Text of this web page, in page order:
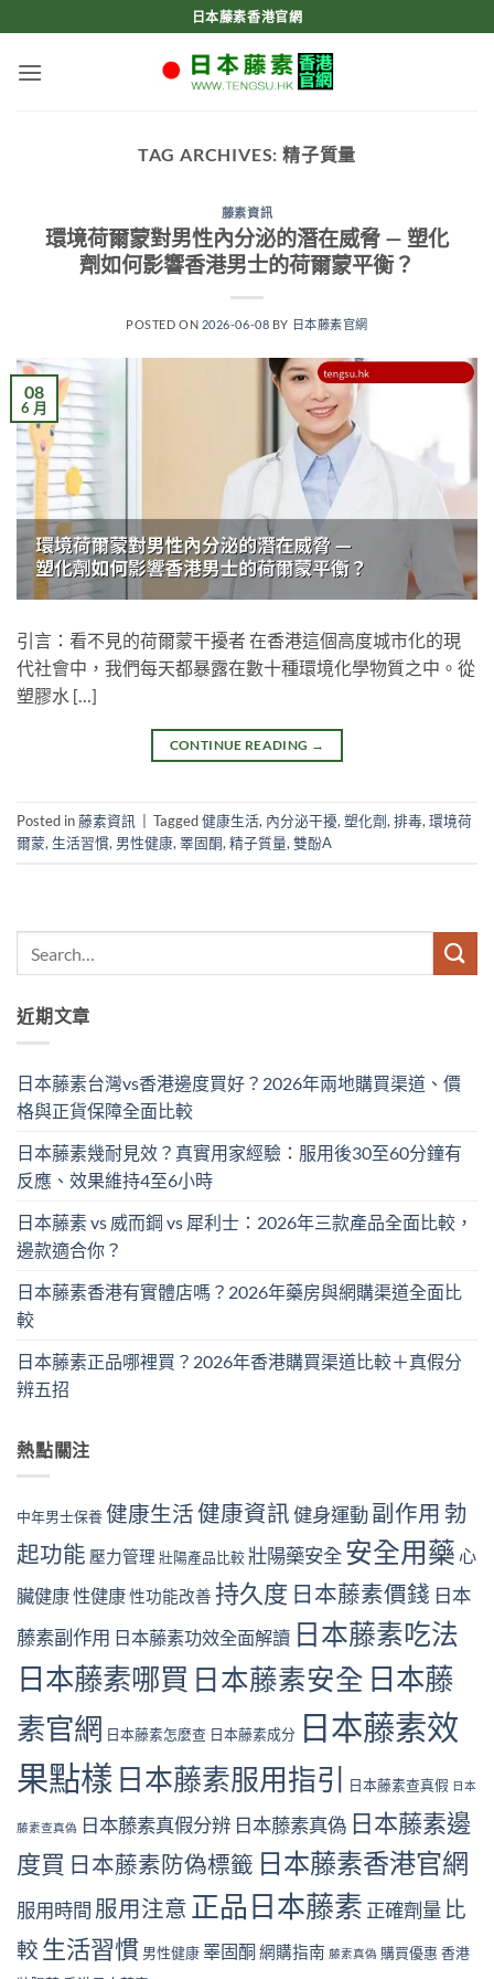
to
content
日本藤素香港官網
TAG ARCHIVES: 精子質量
藤素資訊
環境荷爾蒙對男性內分泌的潛在威脅 — 塑化
劑如何影響香港男士的荷爾蒙平衡？
POSTED ON 2026-06-08 BY 日本藤素官網
08
6 月
引言：看不見的荷爾蒙干擾者 在香港這個高度城市化的現
代社會中，我們每天都暴露在數十種環境化學物質之中。從
塑膠水 […]
CONTINUE READING →
Posted in藤素資訊 Tagged健康生活, 內分泌干擾,塑化劑,排毒,環境荷
爾蒙,生活習慣, 男性健康,睪固酮,精子質量,雙酚A
近期文章
日本藤素台灣vs香港邊度買好？2026年兩地購買渠道、價
格與正貨保障全面比較
日本藤素幾耐見效？真實用家經驗：服用後30至60分鐘有
反應、效果維持4至6小時
日本藤素 vs 威而鋼 vs 犀利士：2026年三款產品全面比較，
邊款適合你？
日本藤素香港有實體店嗎？2026年藥房與網購渠道全面比
較
日本藤素正品哪裡買？2026年香港購買渠道比較＋真假分
辨五招
熱點關注
中年男士保養健康生活健康資訊健身運動副作用 勃
起功能 壓力管理 壯陽產品比較壯陽藥安全安全用藥 心
臟健康性健康性功能改善 持久度 日本藤素價錢 日本
藤素副作用 日本藤素功效全面解讀 日本藤素吃法
日本藤素哪買 日本藤素安全 日本藤
素官網 日本藤素怎麼查 日本藤素成分 日本藤素效
果點樣 日本藤素服用指引 日本藤素查真假 日本
藤素查真偽 日本藤素真假分辨 日本藤素真偽 日本藤素邊
度買 日本藤素防偽標籤 日本藤素香港官網
服用時間 服用注意 正品日本藤素 正確劑量 比
較 生活習慣 男性健康睪固酮 網購指南 藤素真偽 購買優惠 香港